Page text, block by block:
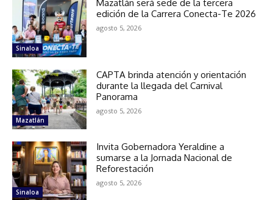
Sinaloa
Mazatlán será sede de la tercera
edición de la Carrera Conecta-Te 2026
agosto 5, 2026
Mazatlán
CAPTA brinda atención y orientación
durante la llegada del Carnival
Panorama
agosto 5, 2026
Sinaloa
Invita Gobernadora Yeraldine a
sumarse a la Jornada Nacional de
Reforestación
agosto 5, 2026